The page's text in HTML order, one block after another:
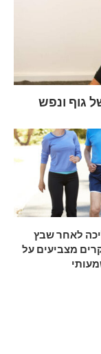
גוף ונפש
לאחר שבץ
מצביעים על